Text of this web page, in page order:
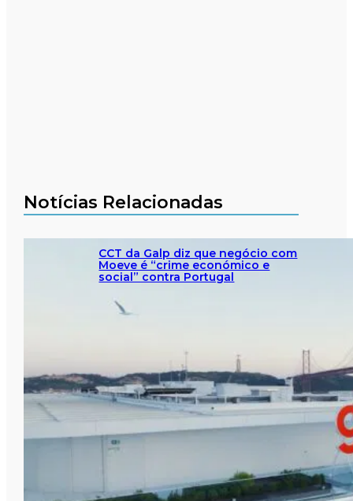
Notícias Relacionadas
CCT da Galp diz que negócio com
Moeve é “crime económico e
social” contra Portugal